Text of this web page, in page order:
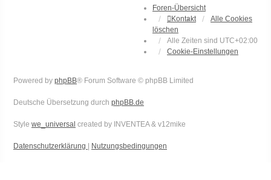
Foren-Übersicht
Kontakt
Alle Cookies
löschen
Alle Zeiten sind UTC+02:00
Cookie-Einstellungen
Powered by phpBB® Forum Software © phpBB Limited
Deutsche Übersetzung durch phpBB.de
Style we_universal created by INVENTEA & v12mike
Datenschutzerklärung | Nutzungsbedingungen